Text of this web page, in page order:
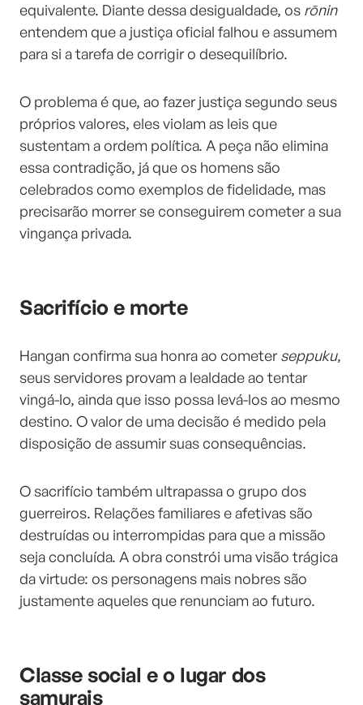
equivalente. Diante dessa desigualdade, os rōnin
entendem que a justiça oficial falhou e assumem
para si a tarefa de corrigir o desequilíbrio.
O problema é que, ao fazer justiça segundo seus
próprios valores, eles violam as leis que
sustentam a ordem política. A peça não elimina
essa contradição, já que os homens são
celebrados como exemplos de fidelidade, mas
precisarão morrer se conseguirem cometer a sua
vingança privada.
Sacrifício e morte
Hangan confirma sua honra ao cometer seppuku,
seus servidores provam a lealdade ao tentar
vingá-lo, ainda que isso possa levá-los ao mesmo
destino. O valor de uma decisão é medido pela
disposição de assumir suas consequências.
O sacrifício também ultrapassa o grupo dos
guerreiros. Relações familiares e afetivas são
destruídas ou interrompidas para que a missão
seja concluída. A obra constrói uma visão trágica
da virtude: os personagens mais nobres são
justamente aqueles que renunciam ao futuro.
Classe social e o lugar dos
samurais